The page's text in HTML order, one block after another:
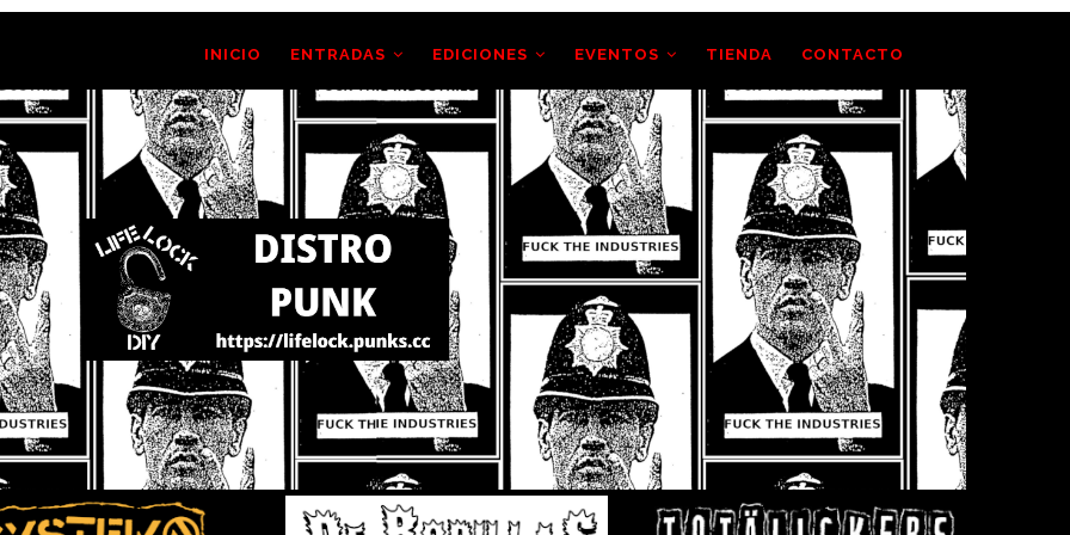
INICIO ENTRADAS EDICIONES EVENTOS TIENDA CONTACTO